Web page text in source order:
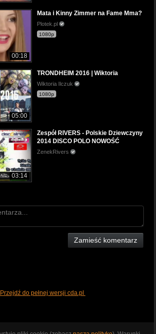
00:18
Mata i Kinny Zimmer na Fame Mma?
Plotek.pl
1080p
05:00
TRONDHEIM 2016 | Wiktoria
Wiktoria Ilczuk
1080p
03:14
Zespół RIVERS - Polskie Dziewczyny
2014 DISCO POLO NOWOŚĆ
ZenekRivers
Zamieść komentarz
Przejdź do pełnej wersji cda.pl